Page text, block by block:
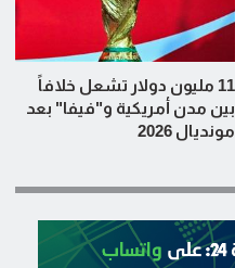
11 مليون دولار تشعل خلافاً
بين مدن أمريكية و"فيفا" بعد
مونديال 2026